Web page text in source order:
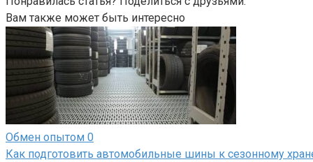
Вам также может быть интересно
Обмен опытом 0
Как подготовить автомобильные шины к сезонному